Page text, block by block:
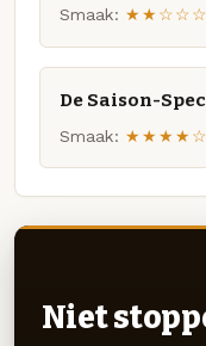
Smaak: ★★☆☆☆
De Saison-
Smaak: ★★★★☆
Niet